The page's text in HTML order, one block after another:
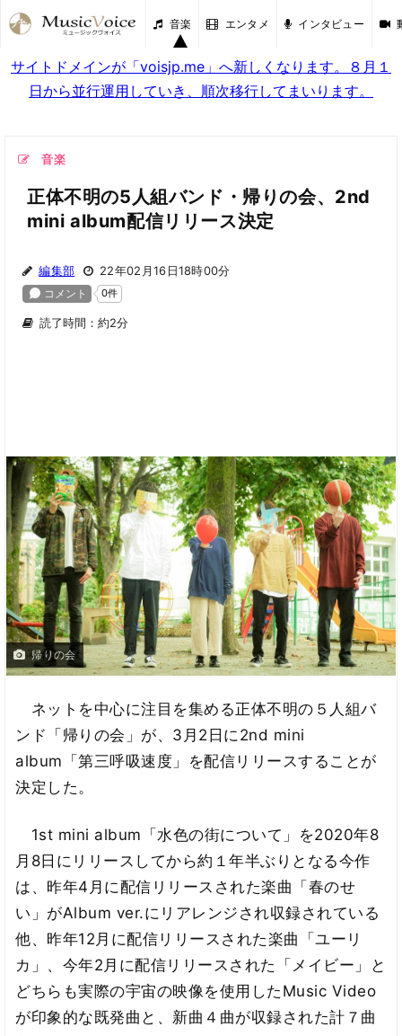
音楽 エンタメ インタビュー
サイトドメインが「voisjp.me」へ新しくなります。８月１
日から並行運用していき、順次移行してまいります。
音楽
正体不明の5人組バンド・帰りの会、2nd
mini album配信リリース決定
編集部 22年02月16日18時00分
読了時間：約2分
帰りの会
ネットを中心に注目を集める正体不明の５人組バ
ンド「帰りの会」が、3月2日に2nd mini
album「第三呼吸速度」を配信リリースすることが
決定した。
1st mini album「水色の街について」を2020年8
月8日にリリースしてから約１年半ぶりとなる今作
は、昨年4月に配信リリースされた楽曲「春のせ
い」がAlbum ver.にリアレンジされ収録されている
他、昨年12月に配信リリースされた楽曲「ユーリ
カ」、今年2月に配信リリースされた「メイビー」と
どちらも実際の宇宙の映像を使用したMusic Video
が印象的な既発曲と、新曲４曲が収録された計７曲